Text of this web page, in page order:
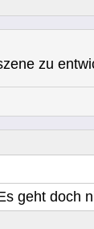
zu
geht doch